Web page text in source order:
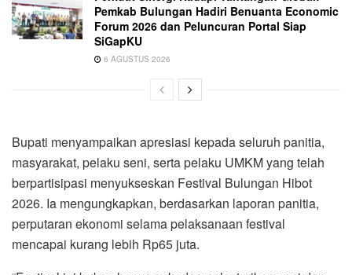
Pemkab Bulungan Hadiri Benuanta Economic
Forum 2026 dan Peluncuran Portal Siap
SiGapKU
6 AGUSTUS 2026
Bupati menyampaikan apresiasi kepada seluruh panitia,
masyarakat, pelaku seni, serta pelaku UMKM yang telah
berpartisipasi menyukseskan Festival Bulungan Hibot
2026. Ia mengungkapkan, berdasarkan laporan panitia,
perputaran ekonomi selama pelaksanaan festival
mencapai kurang lebih Rp65 juta.